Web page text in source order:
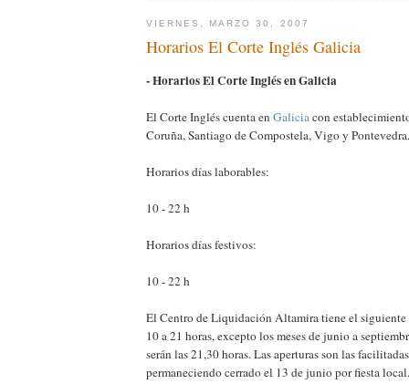
VIERNES, MARZO 30, 2007
Horarios El Corte Inglés Galicia
- Horarios El Corte Inglés en Galicia
El Corte Inglés cuenta en Galiciacon
Coruña, Santiago de Compostela, Vigo y Pontevedra.
Horarios días laborables:
10 - 22 h
Horarios días festivos:
10 - 22 h
El Centro de Liquidación Altamira tiene el
10 a 21 horas, excepto los meses de junio a
serán las 21,30 horas. Las aperturas son las
permaneciendo cerrado el 13 de junio por fiesta local.